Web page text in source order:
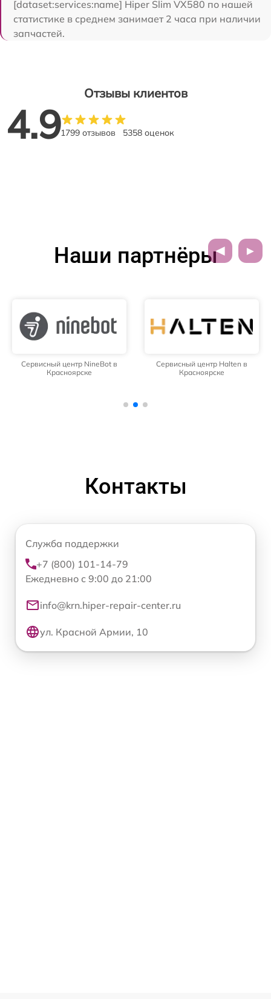
[dataset:services:name] Hiper Slim VX580 по нашей
статистике в среднем занимает 2 часа при наличии
запчастей.
Отзывы клиентов
4.91799 отзывов 5358 оценок
Наши партнёры
Сервисный центр NineBot в
Красноярске
Сервисный центр Halten в
Красноярске
Контакты
Служба поддержки
+7 (800) 101-14-79
Ежедневно с 9:00 до 21:00
info@krn.hiper-repair-center.ru
ул. Красной Армии, 10